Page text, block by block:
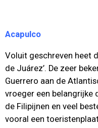
Acapulco
Voluit geschreven heet
de Juárez’. De zeer
Guerrero aan de
vroeger een belangrijke
de Filipijnen en veel
vooral een